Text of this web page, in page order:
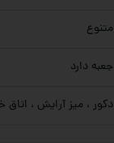
متنوع
جعبه دارد
دکور ، میز آرایش ،